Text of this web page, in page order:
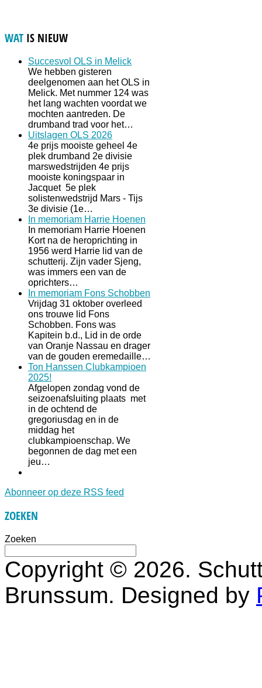
WAT IS NIEUW
Succesvol OLS in Melick
We hebben gisteren
deelgenomen aan het OLS in
Melick. Met nummer 124 was
het lang wachten voordat we
mochten aantreden. De
drumband trad voor het…
Uitslagen OLS 2026
4e prijs mooiste geheel 4e
plek drumband 2e divisie
marswedstrijden 4e prijs
mooiste koningspaar in
Jacquet 5e plek
solistenwedstrijd Mars - Tijs
3e divisie (1e…
In memoriam Harrie Hoenen
In memoriam Harrie Hoenen
Kort na de heroprichting in
1956 werd Harrie lid van de
schutterij. Zijn vader Sjeng,
was immers een van de
oprichters…
In memoriam Fons Schobben
Vrijdag 31 oktober overleed
ons trouwe lid Fons
Schobben. Fons was
Kapitein b.d., Lid in de orde
van Oranje Nassau en drager
van de gouden eremedaille…
Ton Hanssen Clubkampioen
2025!
Afgelopen zondag vond de
seizoenafsluiting plaats met
in de ochtend de
gregoriusdag en in de
middag het
clubkampioenschap. We
begonnen de dag met een
jeu…
Abonneer op deze RSS feed
ZOEKEN
Zoeken
Copyright © 2026.
Brunssum. Designed by